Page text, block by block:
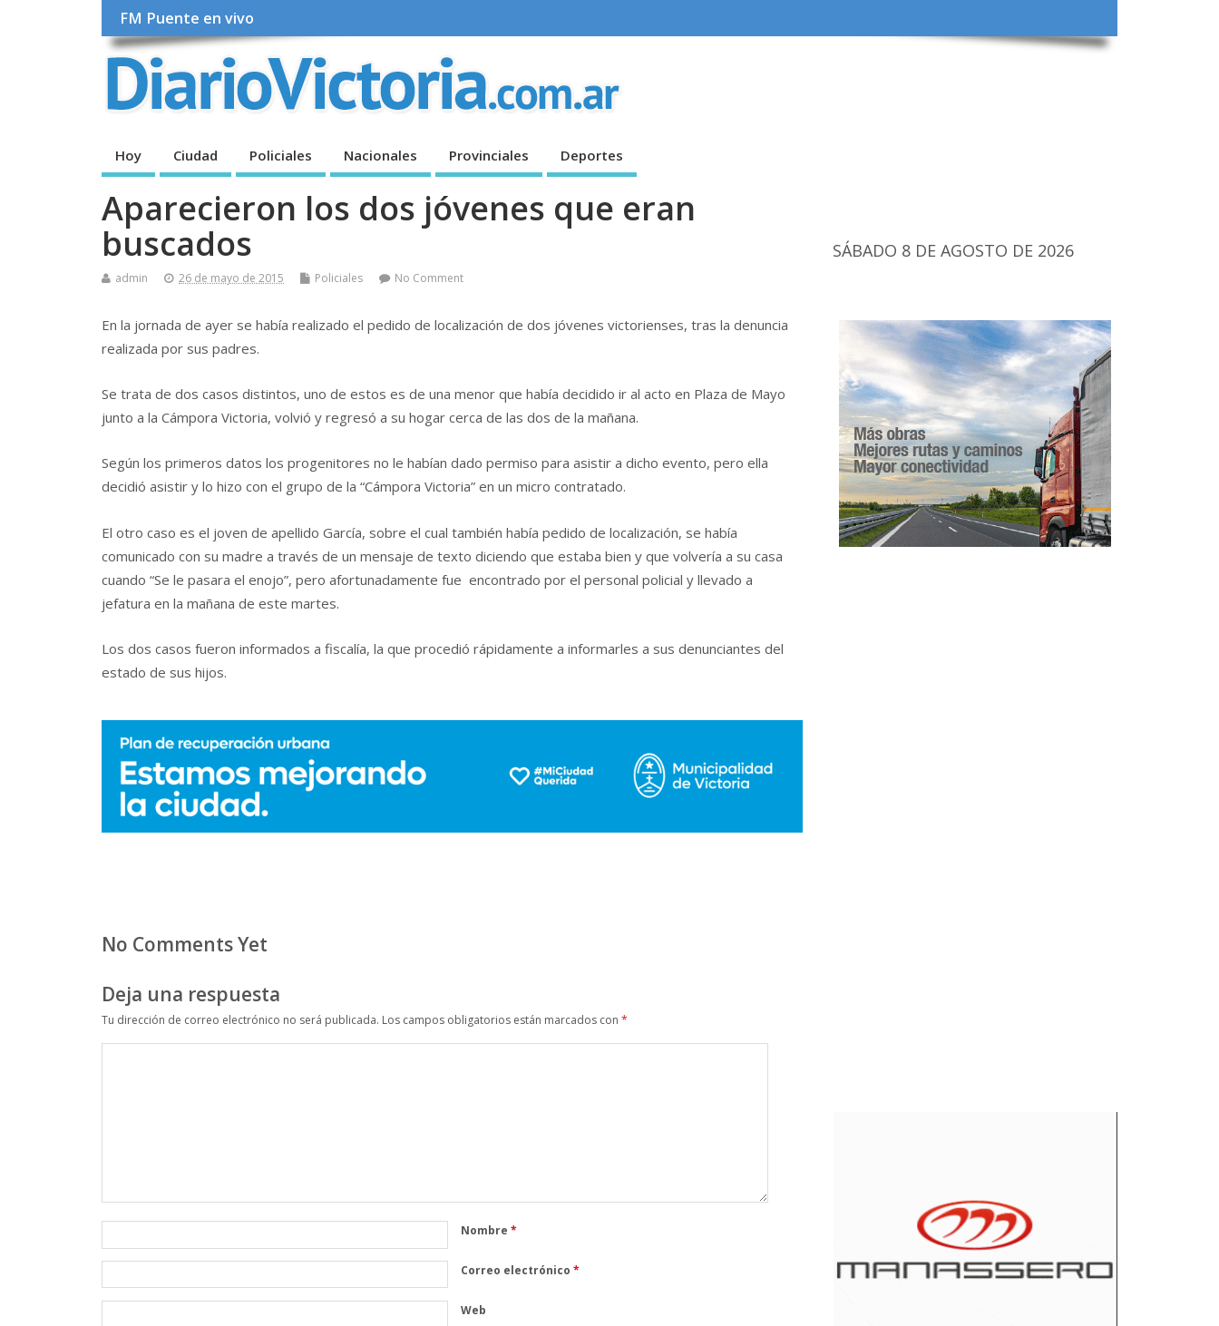
FM Puente en vivo
Hoy Ciudad Policiales Nacionales Provinciales Deportes
Aparecieron los dos jóvenes que eran
buscados
admin 26 de mayo de 2015 Policiales No Comment
En la jornada de ayer se había realizado el pedido de localización de dos jóvenes victorienses, tras la denuncia
realizada por sus padres.
Se trata de dos casos distintos, uno de estos es de una menor que había decidido ir al acto en Plaza de Mayo
junto a la Cámpora Victoria, volvió y regresó a su hogar cerca de las dos de la mañana.
Según los primeros datos los progenitores no le habían dado permiso para asistir a dicho evento, pero ella
decidió asistir y lo hizo con el grupo de la “Cámpora Victoria” en un micro contratado.
El otro caso es el joven de apellido García, sobre el cual también había pedido de localización, se había
comunicado con su madre a través de un mensaje de texto diciendo que estaba bien y que volvería a su casa
cuando “Se le pasara el enojo”, pero afortunadamente fue encontrado por el personal policial y llevado a
jefatura en la mañana de este martes.
Los dos casos fueron informados a fiscalía, la que procedió rápidamente a informarles a sus denunciantes del
estado de sus hijos.
No Comments Yet
Deja una respuesta
Tu dirección de correo electrónico no será publicada. Los campos obligatorios están marcados con *
Nombre *
Correo electrónico *
Web
SÁBADO 8 DE AGOSTO DE 2026